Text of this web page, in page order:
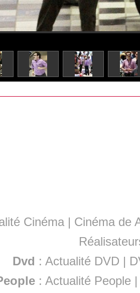
Cinéma | Cinéma de
Dvd : Actualité DVD |
:Actualité People